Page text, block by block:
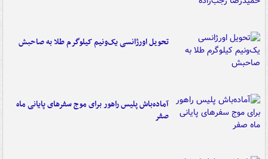
تحویل اورژانسی یک‌ونیم کیلوگرم طلا به صاحبش
آماده‌باش پلیس راهور برای موج سفرهای پایانی ماه
صفر